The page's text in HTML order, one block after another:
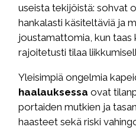
useista tekijöistä: sohvat
hankalasti käsiteltäviä ja
joustamattomia, kun
rajoitetusti tilaa
Yleisimpiä ongelmia
haalauksessa ovat
portaiden mutkien ja
haasteet sekä riski